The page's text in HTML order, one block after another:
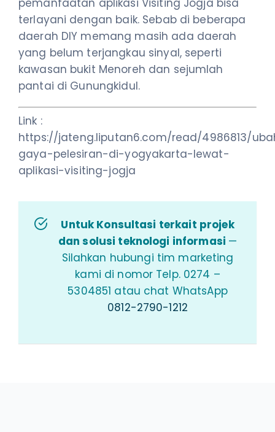
pemanfaatan aplikasi Visiting Jogja bisa
terlayani dengan baik. Sebab di beberapa
daerah DIY memang masih ada daerah
yang belum terjangkau sinyal, seperti
kawasan bukit Menoreh dan sejumlah
pantai di Gunungkidul.
Link :
https://jateng.liputan6.com/read/4986813/
gaya-pelesiran-di-yogyakarta-lewat-
aplikasi-visiting-jogja
Untuk Konsultasi terkait projek
dan solusi teknologi informasi —
Silahkan hubungi tim marketing
kami di nomor Telp. 0274 –
5304851 atau chat WhatsApp
0812-2790-1212